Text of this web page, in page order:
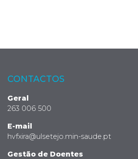
CONTACTOS
Geral
263 006 500
E-mail
hvfxira@ulsetejo.min-saude.pt
Gestão de Doentes